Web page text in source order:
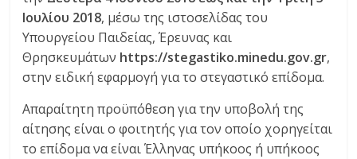
Ιουλίου 2018, μέσω της ιστοσελίδας του
Υπουργείου Παιδείας, Έρευνας και
Θρησκευμάτων https://stegastiko.minedu.gov.gr,
στην ειδική εφαρμογή για το στεγαστικό επίδομα.
Απαραίτητη προϋπόθεση για την υποβολή της
αίτησης είναι ο φοιτητής για τον οποίο χορηγείται
το επίδομα να είναι Έλληνας υπήκοος ή υπήκοος